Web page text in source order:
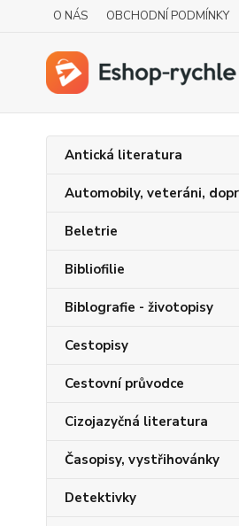
O NÁS OBCHODNÍ PODMÍNKY
Antická literatura
Automobily, veteráni,
Beletrie
Bibliofilie
Biblografie - životopisy
Cestopisy
Cestovní průvodce
Cizojazyčná literatura
Časopisy, vystřihovánky
Detektivky